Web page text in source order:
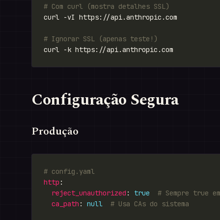
# Com curl (mostra detalhes SSL)
# Ignorar SSL (apenas teste!)
Configuração Segura
Produção
# config.yaml
http
reject_unauthorized : true
# Sempre true
ca_path : null # Usa CAs do sistema